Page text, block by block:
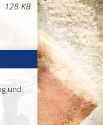
128 KB
und